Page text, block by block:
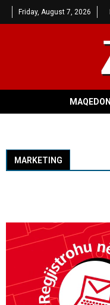
Friday, August 7, 2026
MAQEDONI
MARKETING